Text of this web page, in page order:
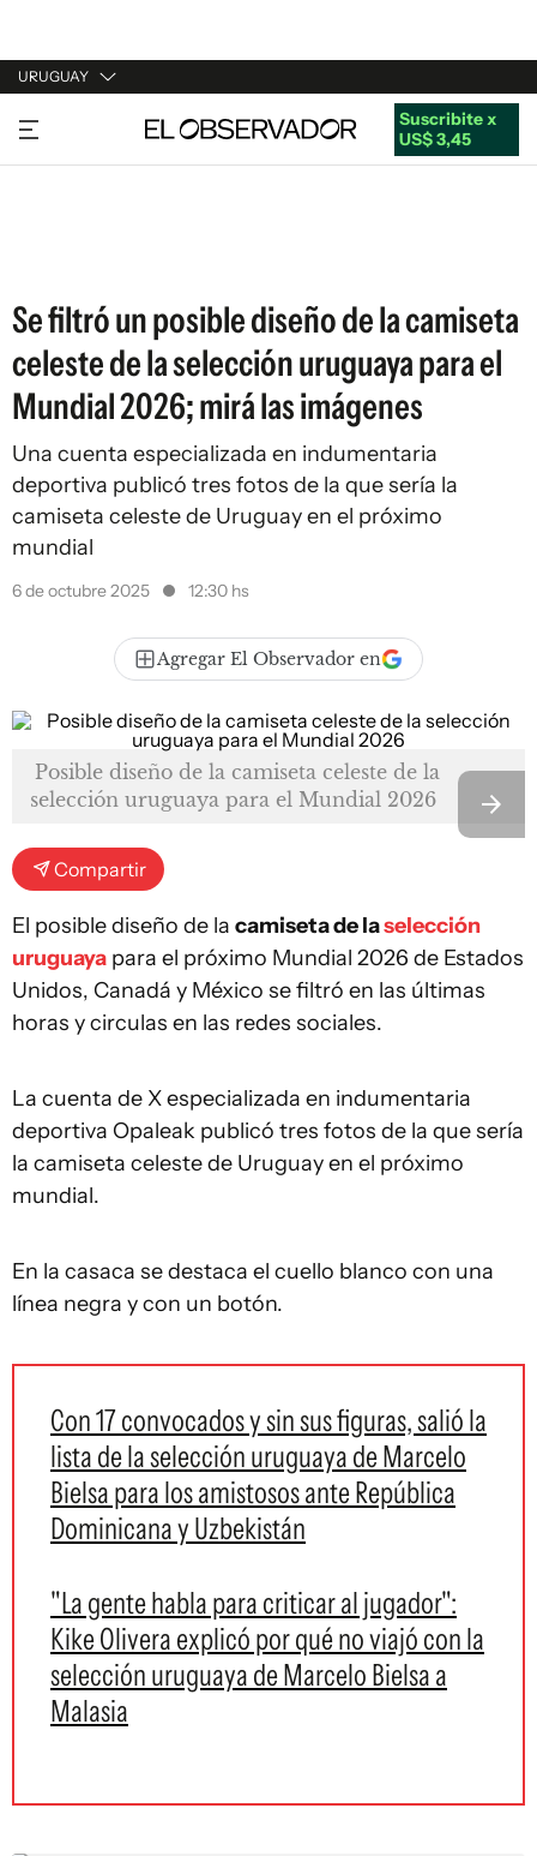
URUGUAY
URUGUAY
ARGENTINA
Suscribite x
US$ 3,45
Se filtró un posible diseño de la camiseta
celeste de la selección uruguaya para el
Mundial 2026; mirá las imágenes
Una cuenta especializada en indumentaria
deportiva publicó tres fotos de la que sería la
camiseta celeste de Uruguay en el próximo
mundial
6 de octubre 2025 12:30 hs
Agregar El Observador en
Posible diseño de la camiseta celeste de la
selección uruguaya para el Mundial 2026
Compartir
El posible diseño de la camiseta de laselección
uruguaya para el próximo Mundial 2026 de Estados
Unidos, Canadá y México se filtró en las últimas
horas y circulas en las redes sociales.
La cuenta de X especializada en indumentaria
deportiva Opaleak publicó tres fotos de la que sería
la camiseta celeste de Uruguay en el próximo
mundial.
En la casaca se destaca el cuello blanco con una
línea negra y con un botón.
Con 17 convocados y sin sus figuras, salió la
lista de la selección uruguaya de Marcelo
Bielsa para los amistosos ante República
Dominicana y Uzbekistán
"La gente habla para criticar al jugador":
Kike Olivera explicó por qué no viajó con la
selección uruguaya de Marcelo Bielsa a
Malasia